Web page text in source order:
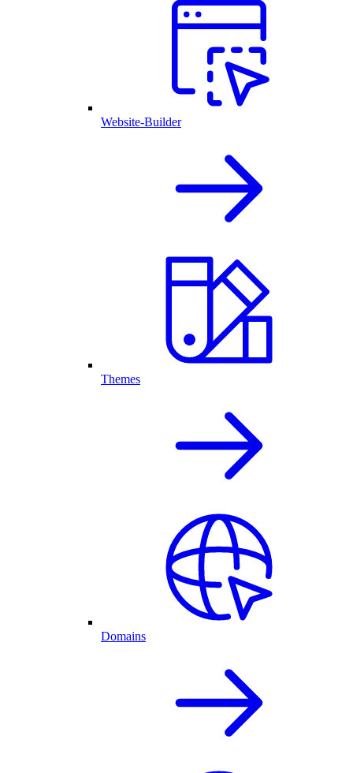
Website-Builder
Themes
Domains